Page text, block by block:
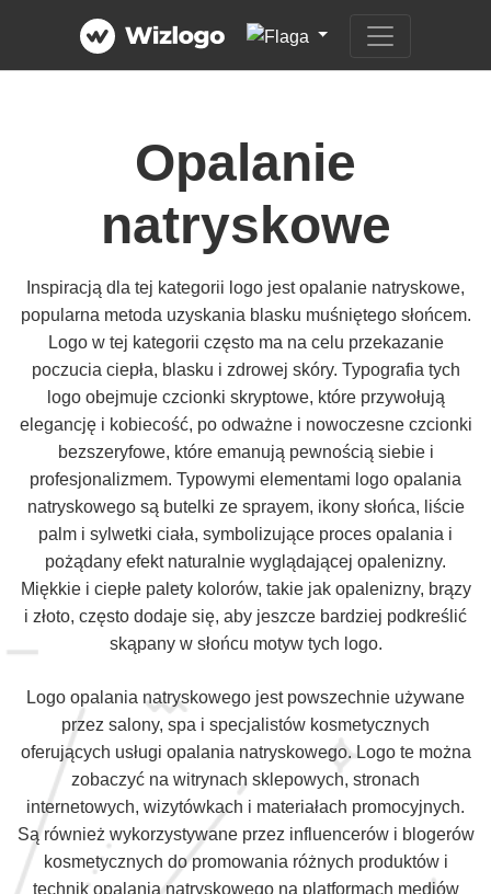
Opalanie
natryskowe
Inspiracją dla tej kategorii logo jest opalanie natryskowe,
popularna metoda uzyskania blasku muśniętego słońcem.
Logo w tej kategorii często ma na celu przekazanie
poczucia ciepła, blasku i zdrowej skóry. Typografia tych
logo obejmuje czcionki skryptowe, które przywołują
elegancję i kobiecość, po odważne i nowoczesne czcionki
bezszeryfowe, które emanują pewnością siebie i
profesjonalizmem. Typowymi elementami logo opalania
natryskowego są butelki ze sprayem, ikony słońca, liście
palm i sylwetki ciała, symbolizujące proces opalania i
pożądany efekt naturalnie wyglądającej opalenizny.
Miękkie i ciepłe palety kolorów, takie jak opalenizny, brązy
i złoto, często dodaje się, aby jeszcze bardziej podkreślić
skąpany w słońcu motyw tych logo.
Logo opalania natryskowego jest powszechnie używane
przez salony, spa i specjalistów kosmetycznych
oferujących usługi opalania natryskowego. Logo te można
zobaczyć na witrynach sklepowych, stronach
internetowych, wizytówkach i materiałach promocyjnych.
Są również wykorzystywane przez influencerów i blogerów
kosmetycznych do promowania różnych produktów i
technik opalania natryskowego na platformach mediów